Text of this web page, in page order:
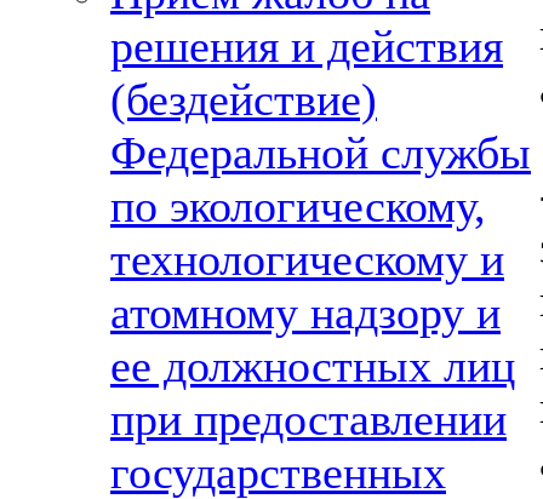
решения и действия
(бездействие)
Федеральной службы
по экологическому,
технологическому и
атомному надзору и
ее должностных лиц
при предоставлении
государственных